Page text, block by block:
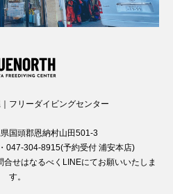
フリーダイビングセンター
国頭郡恩納村山田501-3
047-304-8915(予約受付 浦安本店)
せはなるべくLINEにてお願いいたしま
す。